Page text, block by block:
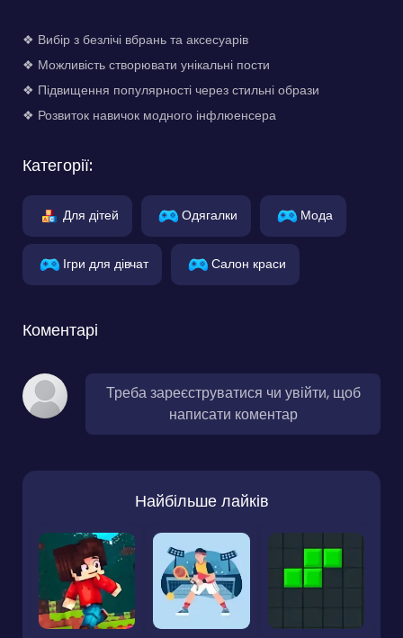
❖ Вибір з безлічі вбрань та аксесуарів
❖ Можливість створювати унікальні пости
❖ Підвищення популярності через стильні образи
❖ Розвиток навичок модного інфлюенсера
Категорії:
Для дітей Одягалки Мода
Ігри для дівчат Салон краси
Коментарі
Треба зареєструватися чи увійти, щоб
написати коментар
Найбільше лайків